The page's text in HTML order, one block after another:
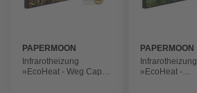
PAPERMOON
Infrarotheizung
»EcoHeat - Weg Cap
PAPERMOON
Infrarotheizung
»EcoHeat -